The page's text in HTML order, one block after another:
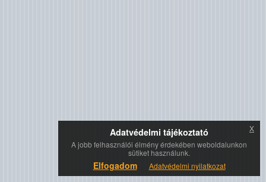
Adatvédelmi tájékoztató
A jobb felhasználói élmény érdekében weboldalunkon
sütiket használunk.
Elfogadom Adatvédelmi nyilatkozat
x